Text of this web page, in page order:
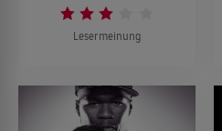
Lesermeinung